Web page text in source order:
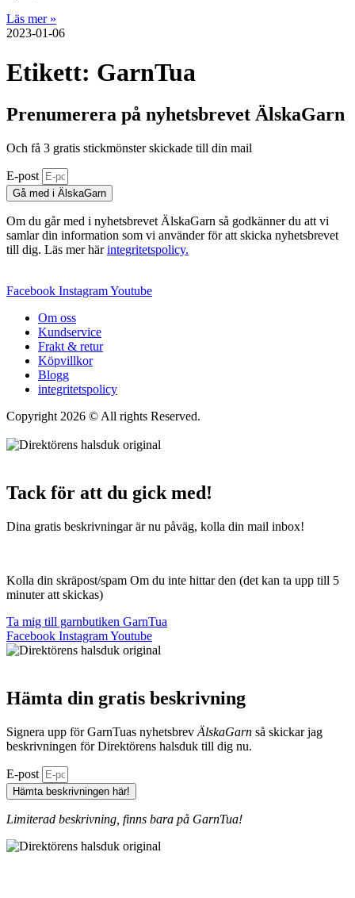
Läs mer »
2023-01-06
Etikett: GarnTua
Prenumerera på nyhetsbrevet ÄlskaGarn
Och få 3 gratis stickmönster skickade till din mail
E-post
Gå med i ÄlskaGarn
Om du går med i nyhetsbrevet ÄlskaGarn så godkänner du att vi
samlar din information som vi använder för att skicka nyhetsbrevet
till dig. Läs mer härintegritetspolicy.
Facebook InstagramYoutube
Om oss
Kundservice
Frakt & retur
Köpvillkor
Blogg
integritetspolicy
Copyright 2026 © All rights Reserved.
Tack för att du gick med!
Dina gratis beskrivningar är nu påväg, kolla din mail inbox!
Kolla din skräpost/spam Om du inte hittar den (det kan ta upp till 5
minuter att skickas)
Ta mig till garnbutiken GarnTua
Facebook InstagramYoutube
Hämta din gratis beskrivning
Signera upp för GarnTuas nyhetsbrev ÄlskaGarn så skickar jag
beskrivningen för Direktörens halsduk till dig nu.
E-post
Hämta beskrivningen här!
Limiterad beskrivning, finns bara på GarnTua!